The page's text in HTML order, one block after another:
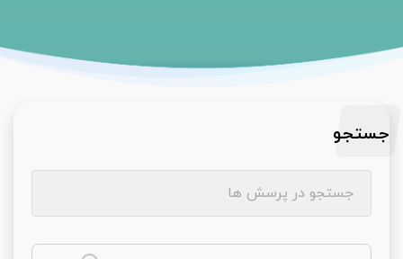
جستجو